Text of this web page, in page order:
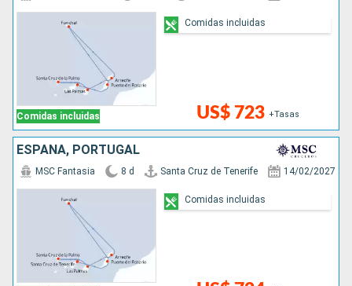
Comidas incluidas US$ 723 +Tasas
Comidas incluidas
ESPAÑA, PORTUGAL
MSC Fantasia 8 d Santa Cruz de Tenerife 14/02/2027
Comidas incluidas